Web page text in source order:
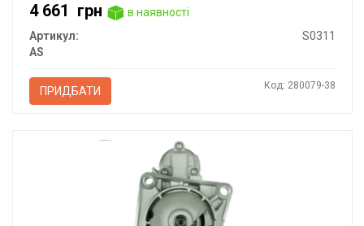
4 661 грн
в наявності
Артикул:
S0311
AS
ПРИДБАТИ Код: 280079-38